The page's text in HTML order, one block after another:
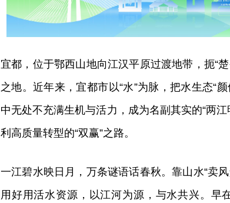
宜都，位于鄂西山地向江汉平原过渡地带，扼“
之地。近年来，宜都市以“水”为脉，把水生态“
中无处不充满生机与活力，成为名副其实的“两
利高质量转型的“双赢”之路。
一江碧水映日月，万条谜语话春秋。靠山水“卖
用好用活水资源，以江河为源，与水共兴。早